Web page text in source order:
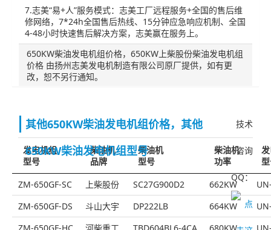
7.志美“易+人”服务模式：志美工厂远程服务+全国的售后维
修网络，7*24h全国售后热线、15分钟应急响应机制、全国
4-48小时快速售后解决方案，志美赢在服务上。
650KW柴油发电机组价格，650KW上柴股份柴油发电机组
价格 由扬州志美发电机制造有限公司原厂提供，如有更
改，恕不另行通知。
其他650KW柴油发电机组价格，其他
650KW柴油发电机组型号
技术
咨询
QQ：
发电机组
型号
柴油机
品牌
柴油机
型号
柴油机
功率
ZM-650GF-SC
上柴股份 SC27G900D2 662KW
ZM-650GF-DS
斗山大宇 DP222LB 664KW